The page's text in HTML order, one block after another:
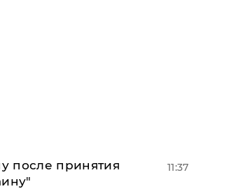
после принятия
11:37